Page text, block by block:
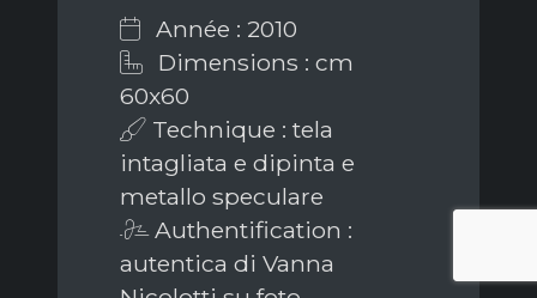
Année : 2010
Dimensions : cm
60x60
Technique : tela
intagliata e dipinta e
metallo speculare
Authentification :
autentica di Vanna